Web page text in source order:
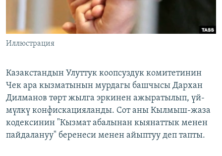
ЭЕ/АРнун бардык сайттары
Иллюстрация
Казакстандын Улуттук коопсуздук комитетинин
Чек ара кызматынын мурдагы башчысы Дархан
Дилманов төрт жылга эркинен ажыратылып, үй-
мүлкү конфискацияланды. Сот аны Кылмыш-жаза
кодексинин "Кызмат абалынан кыянаттык менен
пайдалануу" беренеси менен айыптуу деп тапты.